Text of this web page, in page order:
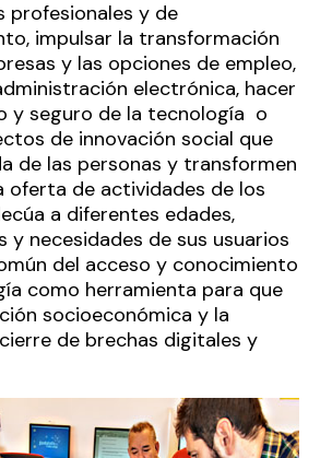
profesionales y de
impulsar la transformación
y las opciones de empleo,
electrónica, hacer
y seguro de la tecnología o
de innovación social que
de las personas y transformen
oferta de actividades de los
a diferentes edades,
y necesidades de sus usuarios
del acceso y conocimiento
como herramienta para que
socioeconómica y la
de brechas digitales y